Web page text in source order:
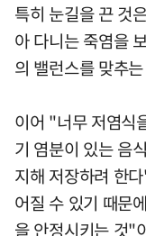
특히 눈길을 끈 것
아 다니는 죽염을
의 밸런스를 맞추
이어 "너무 저염식
기 염분이 있는 음
지해 저장하려 한
어질 수 있기 때문
을 안정시키는 것"